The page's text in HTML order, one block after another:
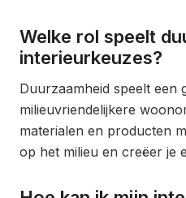
Welke rol speelt
interieurkeuzes?
Duurzaamheid speelt een
milieuvriendelijkere
materialen en producten
op het milieu en creëer je